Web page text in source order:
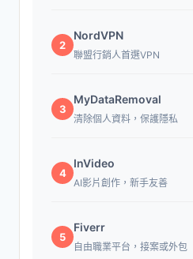
2
NordVPN
聯盟行銷人首選VPN
3
MyDataRemoval
清除個人資料，保護隱私
4
InVideo
AI影片創作，新手友善
5
Fiverr
自由職業平台，接案或外包